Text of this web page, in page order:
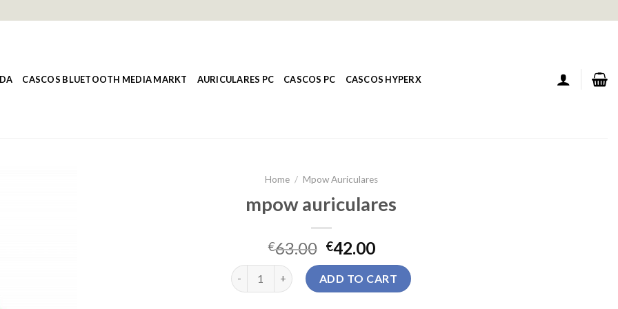
CASCOS BLUETOOTH MEDIA MARKT AURICULARES PC CASCOS PC CASCOS HYPERX
Home / Mpow Auriculares
mpow auriculares
€63.00 €42.00
mpow auriculares quantityADD TO CART